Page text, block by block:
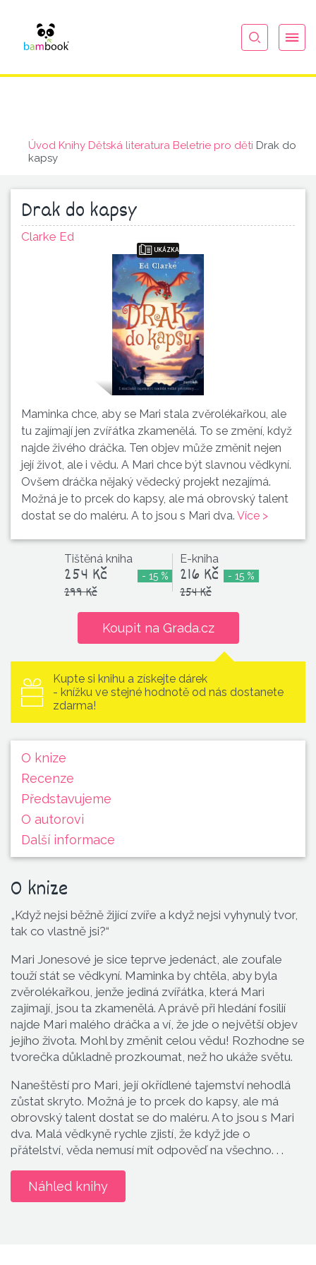
Úvod Knihy Dětská literatura Beletrie pro děti Drak do
kapsy
Drak do kapsy
Clarke Ed
Maminka chce, aby se Mari stala zvěrolékařkou, ale
tu zajímají jen zvířátka zkamenělá. To se změní, když
najde živého dráčka. Ten objev může změnit nejen
její život, ale i vědu. A Mari chce být slavnou vědkyní.
Ovšem dráčka nějaký vědecký projekt nezajímá.
Možná je to prcek do kapsy, ale má obrovský talent
dostat se do maléru. A to jsou s Mari dva. Více >
Koupit na Grada.cz
Tištěná kniha
254 Kč
299 Kč
- 15 %
E-kniha
216 Kč
254 Kč
- 15 %
Kupte si knihu a získejte dárek
- knížku ve stejné hodnotě od nás dostanete
zdarma!
O knize
Recenze
Představu­jeme
O autorovi
Další informace
O knize
„Když nejsi běžně žijící zvíře a když nejsi vyhynulý tvor,
tak co vlastně jsi?“
Mari Jonesové je sice teprve jedenáct, ale zoufale
touží stát se vědkyní. Maminka by chtěla, aby byla
zvěrolékařkou, jenže jediná zvířátka, která Mari
zajímají, jsou ta zkamenělá. A právě při hledání fosilií
najde Mari malého dráčka a ví, že jde o největší objev
jejího života. Mohl by změnit celou vědu! Rozhodne se
tvorečka důkladně prozkoumat, než ho ukáže světu.
Naneštěstí pro Mari, její okřídlené tajemství nehodlá
zůstat skryto. Možná je to prcek do kapsy, ale má
obrovský talent dostat se do maléru. A to jsou s Mari
dva. Malá vědkyně rychle zjistí, že když jde o
přátelství, věda nemusí mít odpověď na všechno. . .
Náhled knihy